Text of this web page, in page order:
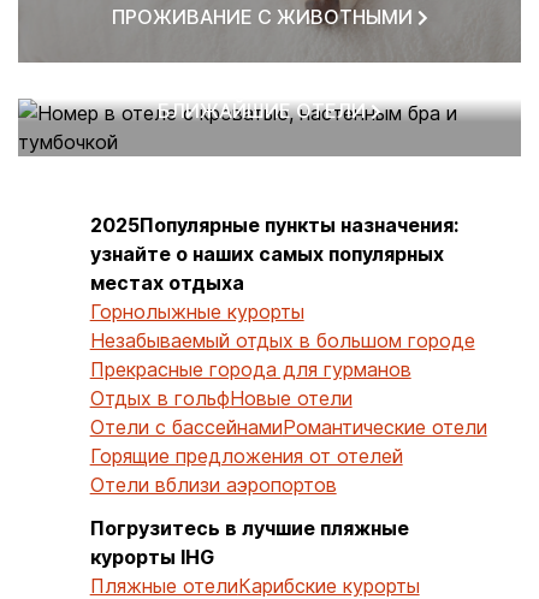
ПРОЖИВАНИЕ С ЖИВОТНЫМИ
БЛИЖАЙШИЕ ОТЕЛИ
2025Популярные пункты назначения:
узнайте о наших самых популярных
местах отдыха
Горнолыжные курорты
Незабываемый отдых в большом городе
Прекрасные города для гурманов
Отдых в гольфНовые отели
Отели с бассейнамиРомантические отели
Горящие предложения от отелей
Отели вблизи аэропортов
Погрузитесь в лучшие пляжные
курорты IHG
Пляжные отелиКарибские курорты